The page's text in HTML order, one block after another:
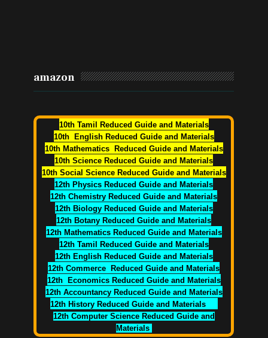
amazon
10th Tamil Reduced Guide and Materials
10th English Reduced Guide and Materials
10th Mathematics Reduced Guide and Materials
10th Science Reduced Guide and Materials
10th Social Science Reduced Guide and Materials
12th Physics Reduced Guide and Materials
12th Chemistry Reduced Guide and Materials
12th Biology Reduced Guide and Materials
12th Botany Reduced Guide and Materials
12th Mathematics Reduced Guide and Materials
12th Tamil Reduced Guide and Materials
12th English Reduced Guide and Materials
12th Commerce Reduced Guide and Materials
12th Economics Reduced Guide and Materials
12th Accountancy Reduced Guide and Materials
12th History Reduced Guide and Materials
12th Computer Science Reduced Guide and
Materials